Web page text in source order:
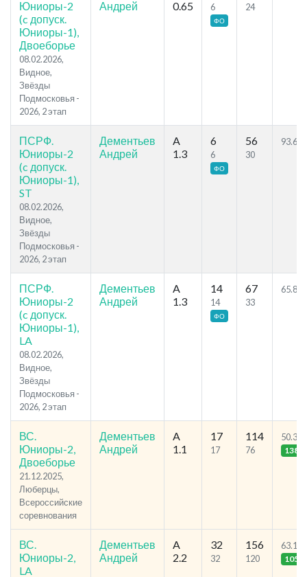
Юниоры-2
(c допуск.
Юниоры-1),
Двоеборье
08.02.2026,
Видное,
Звёзды
Подмосковья -
2026, 2 этап
Андрей
0.65
6
ФО
24
ПСРФ.
Юниоры-2
(c допуск.
Юниоры-1),
ST
08.02.2026,
Видное,
Звёзды
Подмосковья -
2026, 2 этап
Дементьев
Андрей
A
1.3
6
6
ФО
56
30
93.6
ПСРФ.
Юниоры-2
(c допуск.
Юниоры-1),
LA
08.02.2026,
Видное,
Звёзды
Подмосковья -
2026, 2 этап
Дементьев
Андрей
A
1.3
14
14
ФО
67
33
65.89
ВС.
Юниоры-2,
Двоеборье
21.12.2025,
Люберцы,
Всероссийские
соревнования
Дементьев
Андрей
A
1.1
17
17
114
76
50.33
138
ВС.
Юниоры-2,
LA
Дементьев
Андрей
A
2.2
32
32
156
120
63.14
105